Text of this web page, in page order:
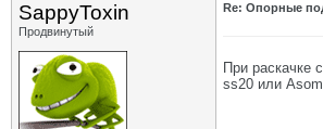
SappyToxin
Продвинутый
Re: Опорные
При раскачке
ss20 или